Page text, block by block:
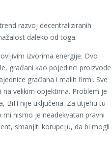
razvoj decentraliziranih
daleko od toga.
izvorima energije. Ovo
građani kao pojedinci proizvode
građana i malih firmi. Sve
velikim objektima. Problem je
BiH nije uključena. Za utjehu tu
mi nismo je neadekvatan pravni
smanjiti korupciju, da bi mogli